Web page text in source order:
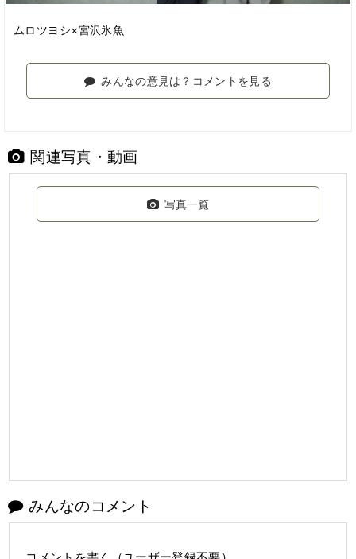
ムロツヨシ×宮沢氷魚
みんなの意見は？コメントを見る
関連写真・動画
写真一覧
みんなのコメント